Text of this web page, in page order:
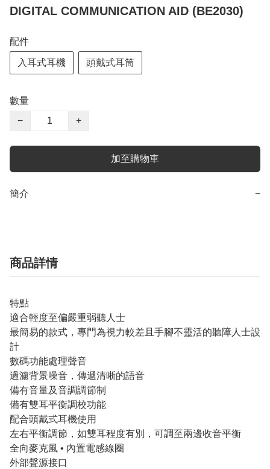
DIGITAL COMMUNICATION AID (BE2030)
配件
入耳式耳機 頭戴式耳筒
數量
−
+
加至購物車
簡介 −
商品詳情
特點
適合輕度至偏嚴重弱聽人士
最簡易的款式，專門為視力較差且手腳不靈活的聽障人士設
計
數碼功能處理聲音
過濾背景噪音，傳遞清晰的語音
備有音量及音調調節制
備有雙耳平衡調校功能
配合頭戴式耳機使用
左右平衡調節，如雙耳程度有別，可調至兩邊收音平衡
全向麥克風 • 內置電感線圈
外部聲源接口